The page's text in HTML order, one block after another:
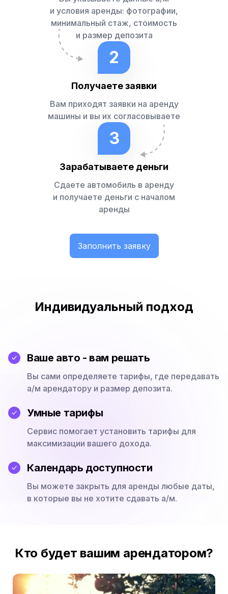
и условия аренды: фотографии,
минимальный стаж, стоимость
и размер депозита
2
Получаете заявки
Вам приходят заявки на аренду
машины и вы их согласовываете
3
Зарабатываете деньги
Сдаете автомобиль в аренду
и получаете деньги с началом
аренды
Заполнить заявку
Индивидуальный подход
Ваше авто - вам решать
Вы сами определяете тарифы, где передавать
а/м арендатору и размер депозита.
Умные тарифы
Сервис помогает установить тарифы для
максимизации вашего дохода.
Календарь доступности
Вы можете закрыть для аренды любые даты,
в которые вы не хотите сдавать а/м.
Кто будет вашим арендатором?